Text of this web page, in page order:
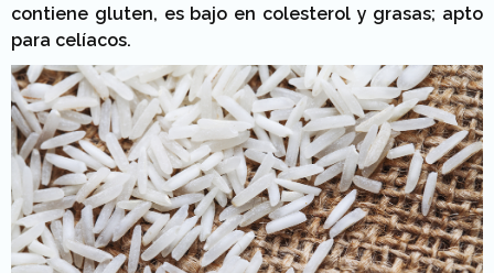
contiene gluten, es bajo en colesterol y grasas; apto
para celíacos.